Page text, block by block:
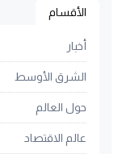
الأقسام
أخبار
الشرق الأوسط
حول العالم
عالم الاقتصاد